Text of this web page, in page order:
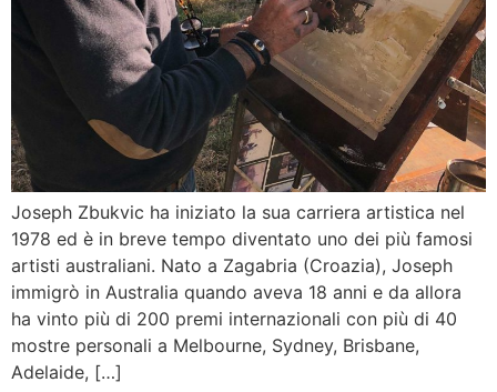
Joseph Zbukvic ha iniziato la sua carriera artistica nel
1978 ed è in breve tempo diventato uno dei più famosi
artisti australiani. Nato a Zagabria (Croazia), Joseph
immigrò in Australia quando aveva 18 anni e da allora
ha vinto più di 200 premi internazionali con più di 40
mostre personali a Melbourne, Sydney, Brisbane,
Adelaide, […]